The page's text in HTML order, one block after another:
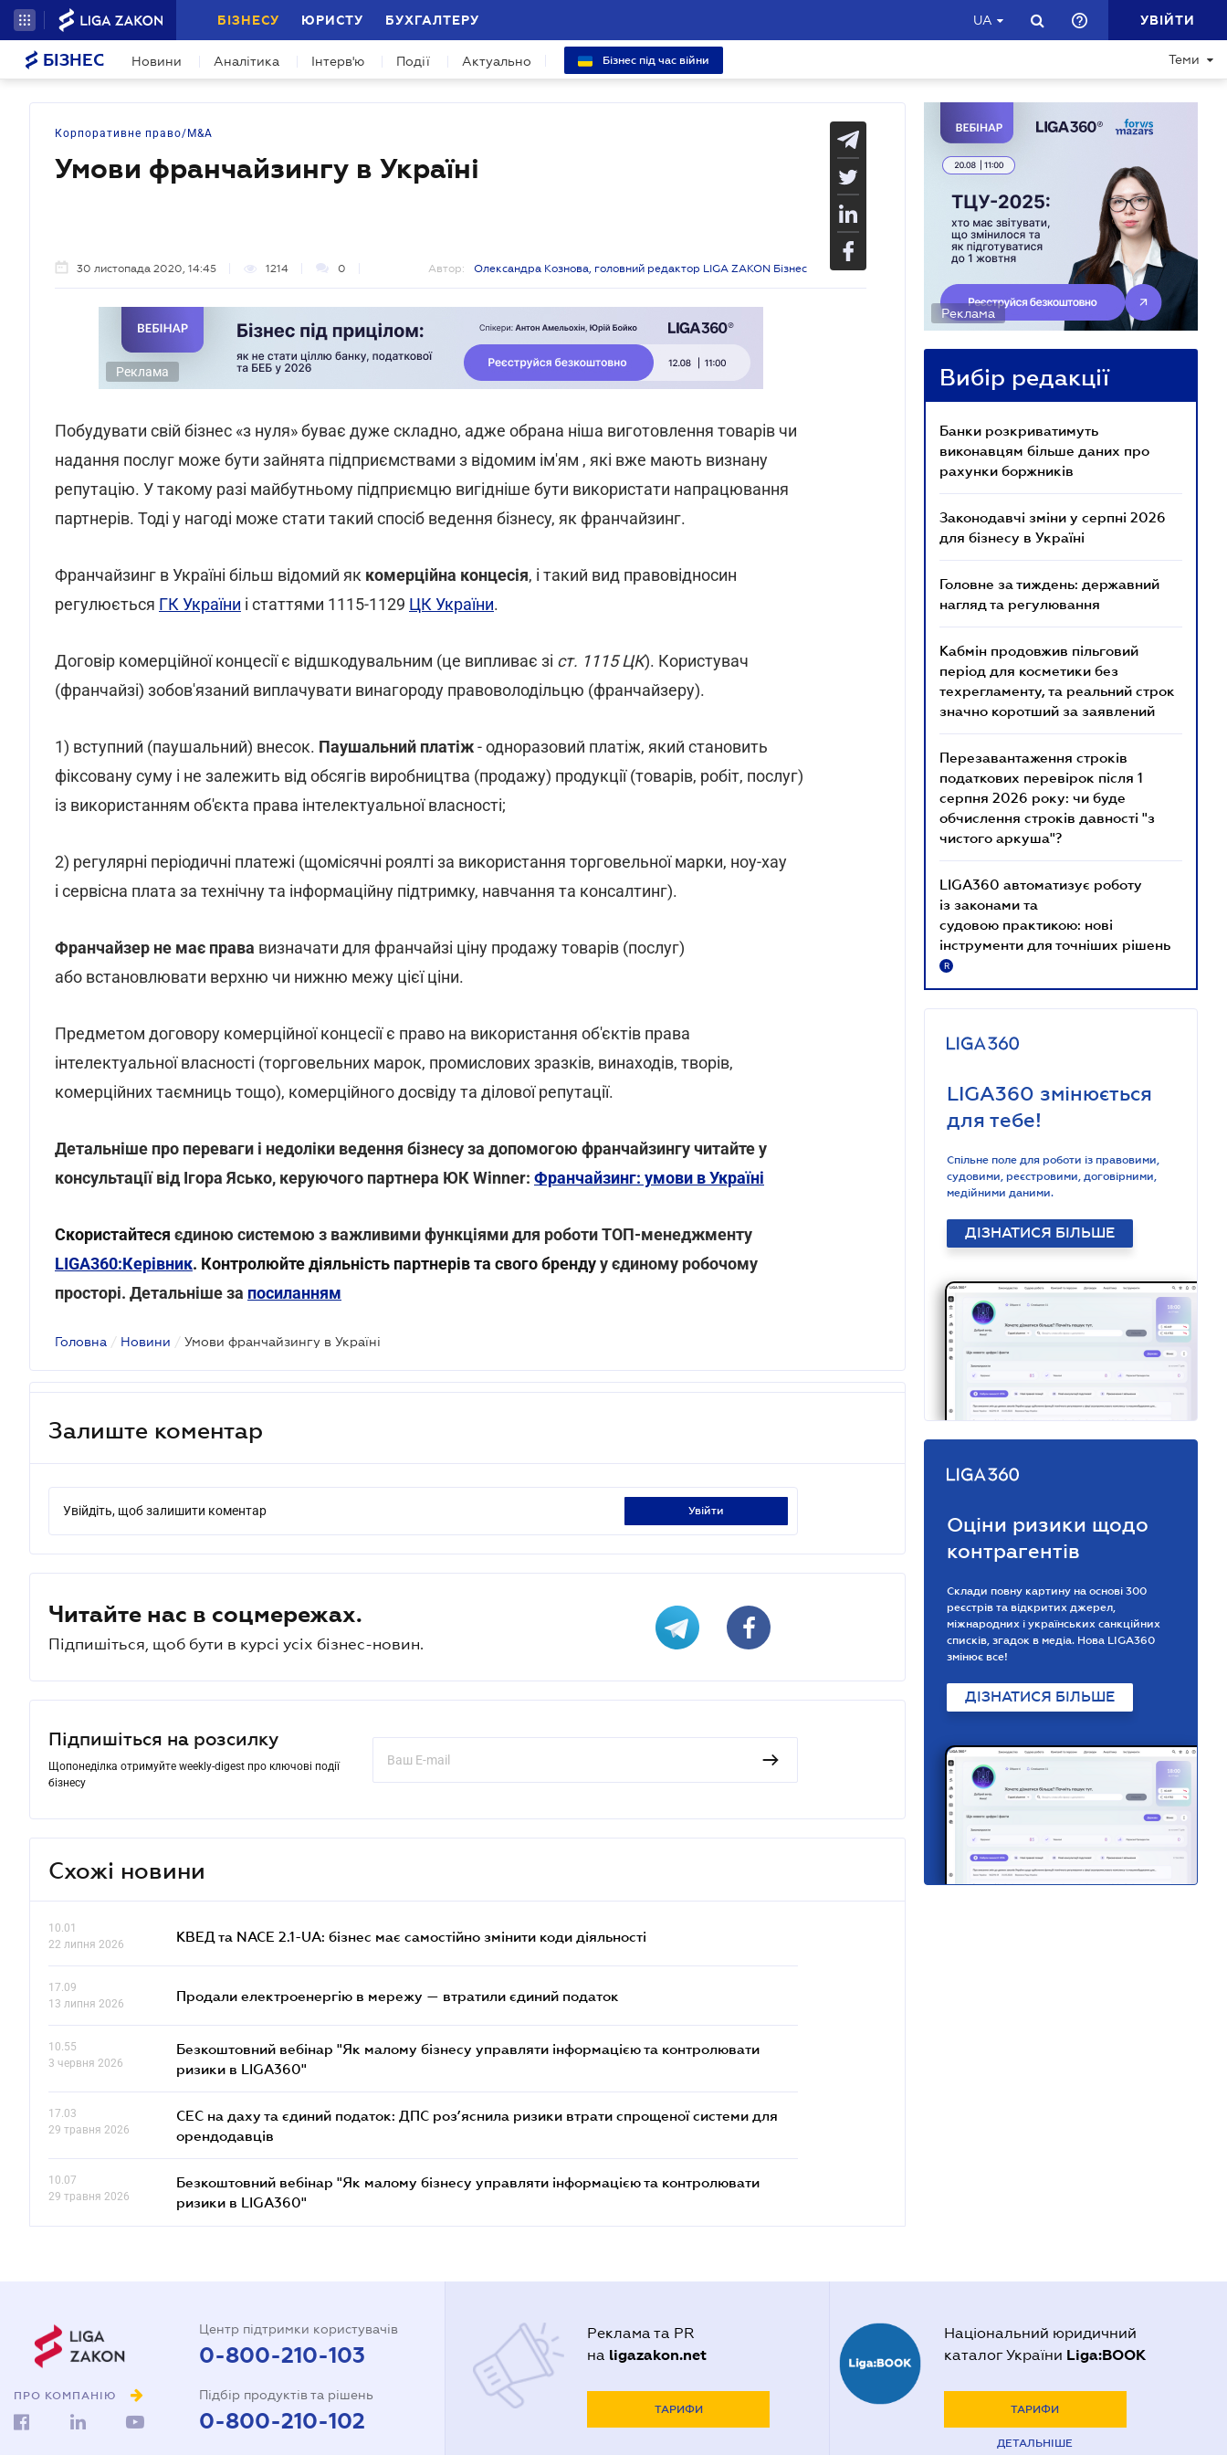
БІЗНЕСУ ЮРИСТУ БУХГАЛТЕРУ UA УВІЙТИ
БІЗНЕС Новини Аналітика Інтерв'ю Події Актуально Бізнес під час війни Теми
Корпоративне право/M&A
Умови франчайзингу в Україні
30 листопада 2020, 14:45 1214 0 Автор: Олександра Кознова, головний редактор LIGA ZAKON Бізнес
Реклама
Побудувати свій бізнес «з нуля» буває дуже складно, адже обрана ніша виготовлення товарів чи
надання послуг може бути зайнята підприємствами з відомим ім'ям , які вже мають визнану
репутацію. У такому разі майбутньому підприємцю вигідніше бути використати напрацювання
партнерів. Тоді у нагоді може стати такий спосіб ведення бізнесу, як франчайзинг.
Франчайзинг в Україні більш відомий як комерційна концесія, і такий вид правовідносин
регулюється ГК України і статтями 1115-1129 ЦК України.
Договір комерційної концесії є відшкодувальним (це випливає зі ст. 1115 ЦК). Користувач
(франчайзі) зобов'язаний виплачувати винагороду правоволодільцю (франчайзеру).
1) вступний (паушальний) внесок. Паушальний платіж- одноразовий платіж, який становить
фіксовану суму і не залежить від обсягів виробництва (продажу) продукції (товарів, робіт, послуг)
із використанням об'єкта права інтелектуальної власності;
2) регулярні періодичні платежі (щомісячні роялті за використання торговельної марки, ноу-хау
і сервісна плата за технічну та інформаційну підтримку, навчання та консалтинг).
Франчайзер не має права визначати для франчайзі ціну продажу товарів (послуг)
або встановлювати верхню чи нижню межу цієї ціни.
Предметом договору комерційної концесії є право на використання об'єктів права
інтелектуальної власності (торговельних марок, промислових зразків, винаходів, творів,
комерційних таємниць тощо), комерційного досвіду та ділової репутації.
Детальніше про переваги і недоліки ведення бізнесу за допомогою франчайзингу читайте у
консультації від Ігора Ясько, керуючого партнера ЮК Winner: Франчайзинг: умови в Україні
Скористайтеся єдиною системою з важливими функціями для роботи ТОП-менеджменту
LIGA360:Керівник. Контролюйте діяльність партнерів та свого брендуу єдиному робочому
просторі. Детальніше за посиланням
Головна / Новини / Умови франчайзингу в Україні
Залиште коментар
Увійдіть, щоб залишити коментар увійти
Читайте нас в соцмережах.
Підпишіться, щоб бути в курсі усіх бізнес-новин.
Підпишіться на розсилку
Щопонеділка отримуйте weekly-digest про ключові події
бізнесу
Схожі новини
10.01
22 липня 2026
КВЕД та NACE 2.1-UA: бізнес має самостійно змінити коди діяльності
17.09
13 липня 2026
Продали електроенергію в мережу — втратили єдиний податок
10.55
3 червня 2026
Безкоштовний вебінар "Як малому бізнесу управляти інформацією та контролювати
ризики в LIGA360"
17.03
29 травня 2026
СЕС на даху та єдиний податок: ДПС роз’яснила ризики втрати спрощеної системи для
орендодавців
10.07
29 травня 2026
Безкоштовний вебінар "Як малому бізнесу управляти інформацією та контролювати
ризики в LIGA360"
Реклама
Вибір редакції
Банки розкриватимуть
виконавцям більше даних про
рахунки боржників
Законодавчі зміни у серпні 2026
для бізнесу в Україні
Головне за тиждень: державний
нагляд та регулювання
Кабмін продовжив пільговий
період для косметики без
техрегламенту, та реальний строк
значно коротший за заявлений
Перезавантаження строків
податкових перевірок після 1
серпня 2026 року: чи буде
обчислення строків давності "з
чистого аркуша"?
LIGA360 автоматизує роботу
із законами та
судовою практикою: нові
інструменти для точніших рішень
R
LIGA360 змінюється
для тебе!
Спільне поле для роботи із правовими,
судовими, реєстровими, договірними,
медійними даними.
ДІЗНАТИСЯ БІЛЬШЕ
Оціни ризики щодо
контрагентів
Склади повну картину на основі 300
реєстрів та відкритих джерел,
міжнародних і українських санкційних
списків, згадок в медіа. Нова LIGA360
змінює все!
ДІЗНАТИСЯ БІЛЬШЕ
ПРО КОМПАНІЮ
Центр підтримки користувачів
0-800-210-103
Підбір продуктів та рішень
0-800-210-102
Реклама та PR
на ligazakon.net
ТАРИФИ
Національний юридичний
каталог України Liga:BOOK
ТАРИФИ
ДЕТАЛЬНІШЕ